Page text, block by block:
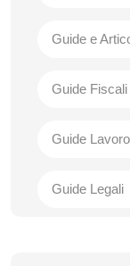
Guide e
Guide Fiscali
Guide Lavoro
Guide Legali